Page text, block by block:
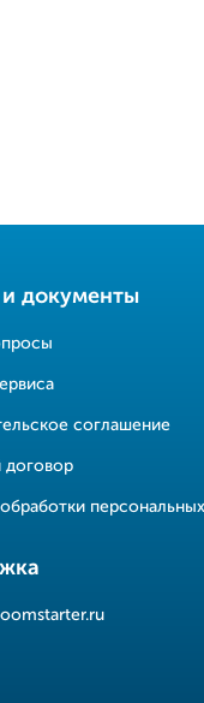
документы
соглашение
договор